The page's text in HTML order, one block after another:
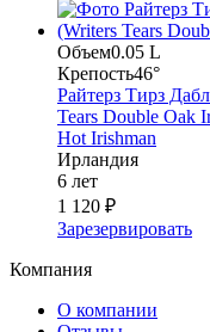
Объем0.05 L
Крепость46°
Райтерз Тирз
Tears Double Oak
Hot Irishman
Ирландия
6 лет
1 120 ₽
Зарезервировать
Компания
О компании